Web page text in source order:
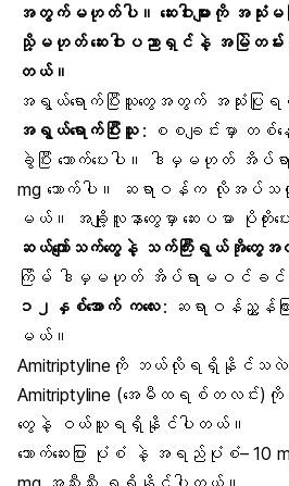
အတွက်မဟုတ်ပါ။ ဆေးဝါးများကို အသုံ
သို့မဟုတ် ဆေးဝါးပညာရှင်နဲ့ အမြဲတမ်း
တယ်။
အရွယ်ရောက်ပြီးသူတွေအတွက် အသုံးပြု
အရွယ်ရောက်ပြီးသူ : စစချင်းမှာ တစ်န
ခွဲပြီး သောက်ပေးပါ။ ဒါမှမဟုတ် အိ
mg သောက်ပါ။ ဆရာဝန်က လိုအပ်သလို
မယ်။ အချို့လူနာတွေမှာ ဆေးပမာ ပိုတိုး
ဆယ်ကျော်သက်တွေနဲ့ သက်ကြီးရွယ်အိုတွေ
ကြိမ် ဒါမှမဟုတ် အိပ်ရာမဝင်ခင်မှ
၁၂နှစ်အောက် ကလေး: ဆရာဝန်ညွှန်က
မယ်။
Amitriptylineကို ဘယ်လိုရရှိနိုင်သလဲ
Amitriptyline (အေမီထရစ်တလင်း)ကို အ
တွေနဲ့ ဝယ်ယူရရှိနိုင်ပါတယ်။
သောက်ဆေးပြား ပုံစံ နဲ့ အရည်ပုံစံ– 10